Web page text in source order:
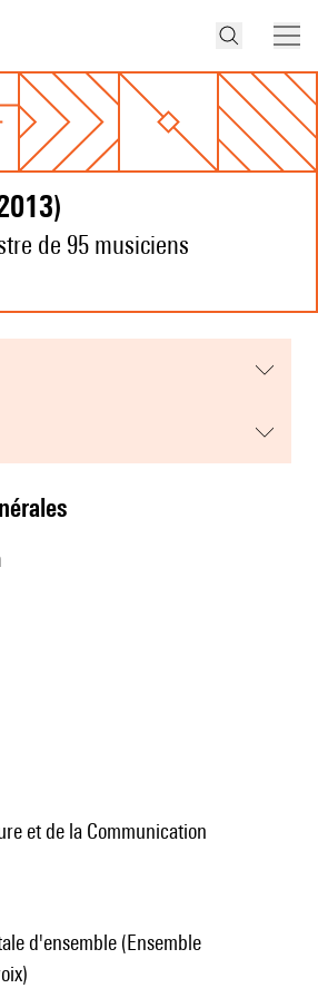
de 95 musiciens
et de la Communication
d'ensemble (Ensemble